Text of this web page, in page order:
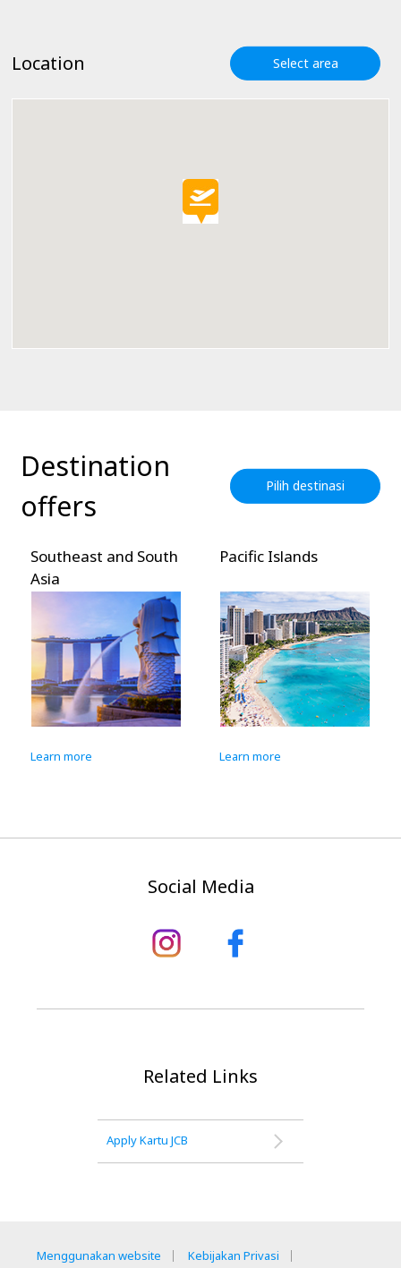
Location Select area
Destination
offers
Pilih destinasi
Southeast and South
Asia
Learn more
Pacific Islands
Learn more
Social Media
Related Links
Apply Kartu JCB
Menggunakan website Kebijakan Privasi